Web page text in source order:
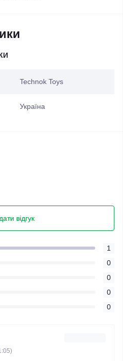
Technok Toys
Україна
відгук
1
0
0
0
0